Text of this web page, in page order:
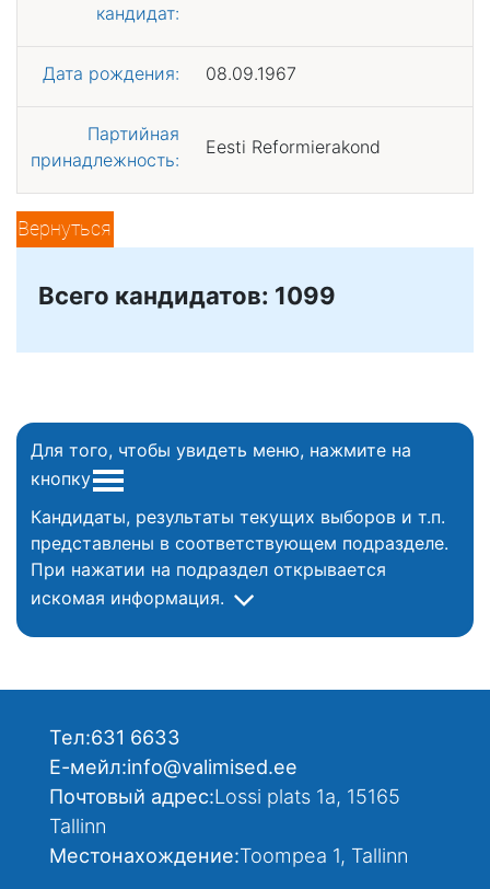
кандидат:
Дата рождения: 08.09.1967
Партийная
принадлежность:
Eesti Reformierakond
Вернуться
Всего кандидатов: 1099
Для того, чтобы увидеть меню, нажмите на
кнопку
Кандидаты, результаты текущих выборов и т.п.
представлены в соответствующем подразделе.
При нажатии на подраздел открывается
искомая информация.
Тел:631 6633
Е-мейл:info@valimised.ee
Почтовый адрес:Lossi plats 1a, 15165
Tallinn
Местонахождение:Toompea 1, Tallinn